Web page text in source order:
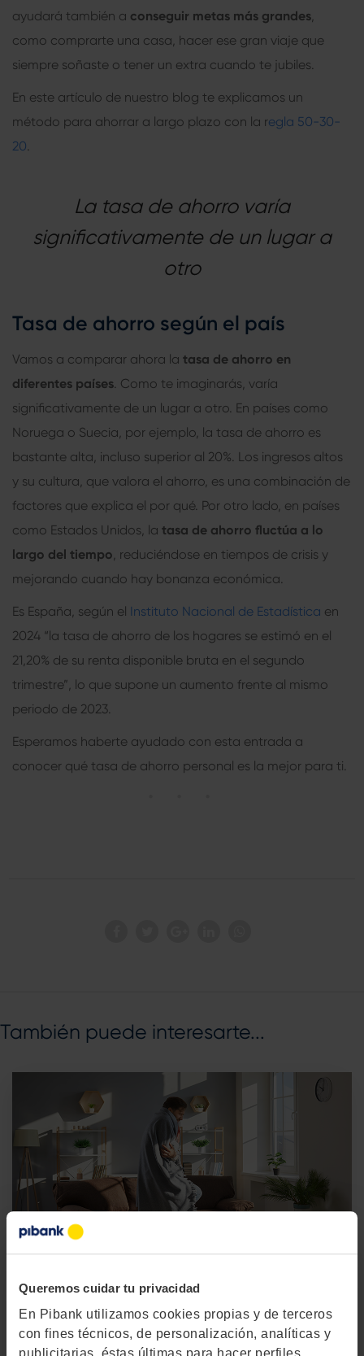
Queremos cuidar tu privacidad
En Pibank utilizamos cookies propias y de terceros
con fines técnicos, de personalización, analíticas y
publicitarias, éstas últimas para hacer perfiles
ayudará también a conseguir metas más grandes
como comprarte una casa, hacer ese gran viaje que
siempre soñaste o tener un extra cuando te jubiles.
En este artículo de nuestro blog te explicamos un
método para ahorrar a largo plazo con la regla 50-30-
20
La tasa de ahorro varía
significativamente de un lugar a
otro
Tasa de ahorro según el país
Vamos a comparar ahora la tasa de ahorro en
diferentes países . Como te imaginarás, varía
significativamente de un lugar a otro. En países como
Noruega o Suecia, por ejemplo, la tasa de ahorro es
bastante alta, incluso superior al 20%. Los ingresos altos
y su cultura, que valora el ahorro, es una combinación de
factores que explica el por qué. Por otro lado, en países
como Estados Unidos, la tasa de ahorro fluctúa a lo
largo del tiempo , reduciéndose en tiempos de crisis y
mejorando cuando hay bonanza económica.
Es España, según el Instituto Nacional de Estadística en
2024 “la tasa de ahorro de los hogares se estimó en el
21,20% de su renta disponible bruta en el segundo
trimestre”, lo que supone un aumento frente al mismo
periodo de 2023.
Esperamos haberte ayudado con esta entrada a
conocer qué tasa de ahorro personal es la mejor para ti.
También puede interesarte...
Ahorro e Inversión